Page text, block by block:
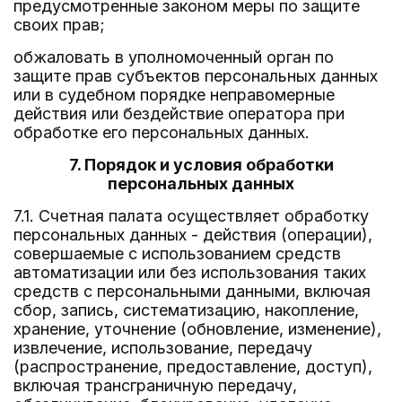
предусмотренные законом меры по защите
своих прав;
обжаловать в уполномоченный орган по
защите прав субъектов персональных данных
или в судебном порядке неправомерные
действия или бездействие оператора при
обработке его персональных данных.
7. Порядок и условия обработки
персональных данных
7.1. Счетная палата осуществляет обработку
персональных данных - действия (операции),
совершаемые с использованием средств
автоматизации или без использования таких
средств с персональными данными, включая
сбор, запись, систематизацию, накопление,
хранение, уточнение (обновление, изменение),
извлечение, использование, передачу
(распространение, предоставление, доступ),
включая трансграничную передачу,